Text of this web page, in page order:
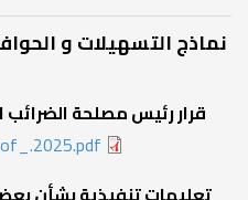
نماذج التسهيلات و
قرار رئيس مصلحة الضرائب